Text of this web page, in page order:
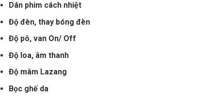
Dán phim cách nhiệt
Độ đèn, thay bóng đèn
Độ pô, van On/ Off
Độ loa, âm thanh
Độ mâm Lazang
Bọc ghế da